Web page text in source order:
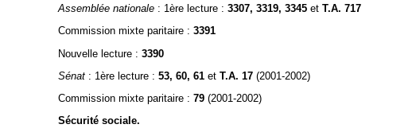
Assemblée nationale: 1ère lecture : 3307, 3319, 3345 etT.A. 717
Commission mixte paritaire : 3391
Nouvelle lecture : 3390
Sénat: 1ère lecture : 53, 60, 61 etT.A. 17 (2001-2002)
Commission mixte paritaire : 79 (2001-2002)
Sécurité sociale.